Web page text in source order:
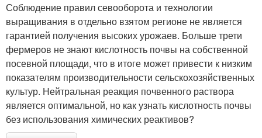
Соблюдение правил севооборота и технологии
выращивания в отдельно взятом регионе не является
гарантией получения высоких урожаев. Больше трети
фермеров не знают кислотность почвы на собственной
посевной площади, что в итоге может привести к низким
показателям производительности сельскохозяйственных
культур. Нейтральная реакция почвенного раствора
является оптимальной, но как узнать кислотность почвы
без использования химических реактивов?